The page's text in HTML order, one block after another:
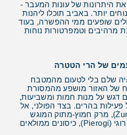
היתרונות של עונות המעבר -
יותר. באביב תוכלו ליהנות
שופעים ממי ההפשרה, בעוד
מרהיבים וטמפרטורות נוחות
של הרי הטטרה
שלם בלי לטעום מהמטבח
של האזור מושפע מהמסורת
דגש על מנות חמות ומשביעות,
בהרים. בצד הפולני, אל
תחמיצו את הז'ורק (Żurek), מרק חמוץ-מתוק המוגש
בכיכר לחם, או את הפירוגי (Pierogi), כיסונים ממולאים